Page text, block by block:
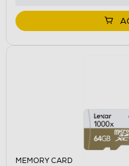
MEMORY CARD